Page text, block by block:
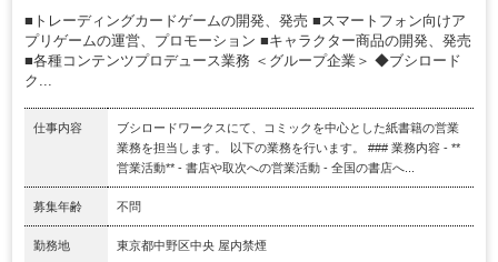
■トレーディングカードゲームの開発、発売 ■スマートフォン向けア
プリゲームの運営、プロモーション ■キャラクター商品の開発、発売
■各種コンテンツプロデュース業務 ＜グループ企業＞ ◆ブシロード
ク...
仕事内容
ブシロードワークスにて、コミックを中心とした紙書籍の営業
業務を担当します。 以下の業務を行います。 ### 業務内容 - **
営業活動** - 書店や取次への営業活動 - 全国の書店へ...
募集年齢 不問
勤務地 東京都中野区中央 屋内禁煙